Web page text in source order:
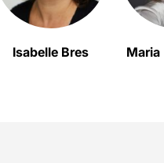
Isabelle Bres Maria